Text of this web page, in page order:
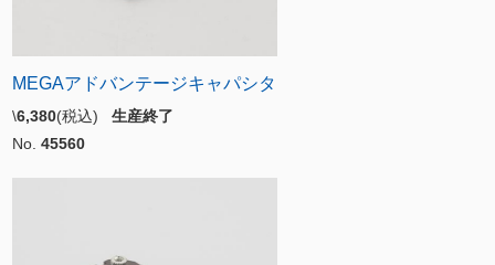
MEGAアドバンテージキャパシタ
\6,380(税込) 生産終了
No. 45560